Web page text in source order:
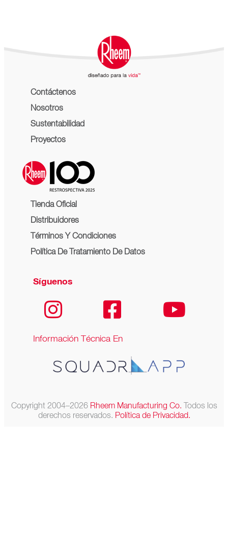
Contáctenos
Nosotros
Sustentabilidad
Proyectos
Tienda Oficial
Distribuidores
Términos Y Condiciones
Política De Tratamiento De Datos
Síguenos
Información Técnica En
Copyright 2004–2026 Rheem Manufacturing Co. Todos los
derechos reservados. Política de Privacidad.